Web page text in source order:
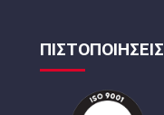
ΠΙΣΤΟΠΟΙΗΣΕΙΣ